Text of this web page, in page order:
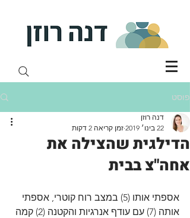
פוסט
הדילגית שהצילה את
אחה"צ בבית
דנה רוזן
22 בינו׳ 2019
זמן קריאה 2 דקות
אספתי אותו (5) במצב רוח קוטרי, אספתי
אותה (7) עם עודף אנרגיות והקטנה (2) קמה